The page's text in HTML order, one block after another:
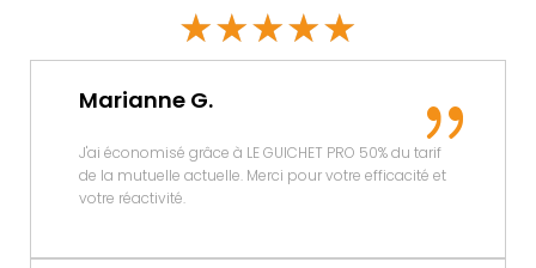
☆☆☆☆☆
Marianne G.
J'ai économisé grâce à LE GUICHET PRO 50% du tarif
de la mutuelle actuelle. Merci pour votre efficacité et
votre réactivité.